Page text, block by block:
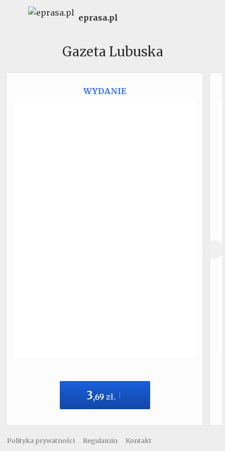
eprasa.pl
Gazeta Lubuska
WYDANIE
3,69 zł.
Polityka prywatności Regulamin Kontakt